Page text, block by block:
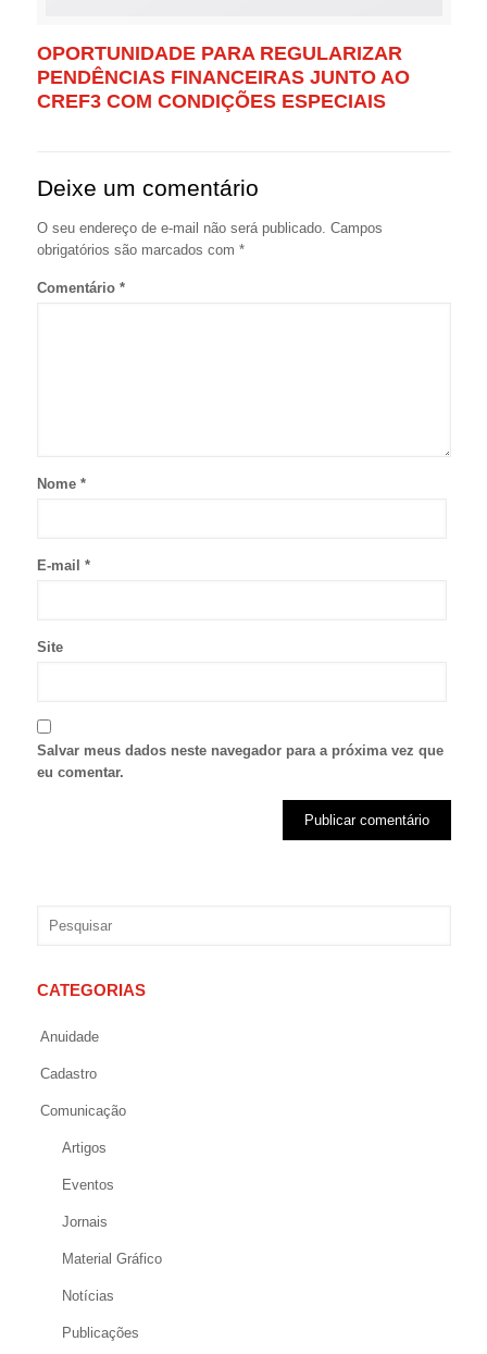
OPORTUNIDADE PARA REGULARIZAR
PENDÊNCIAS FINANCEIRAS JUNTO AO
CREF3 COM CONDIÇÕES ESPECIAIS
Deixe um comentário
O seu endereço de e-mail não será publicado. Campos
obrigatórios são marcados com *
Comentário *
Nome *
E-mail *
Site
Salvar meus dados neste navegador para a próxima vez que
eu comentar.
CATEGORIAS
Anuidade
Cadastro
Comunicação
Artigos
Eventos
Jornais
Material Gráfico
Notícias
Publicações